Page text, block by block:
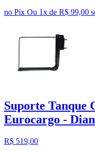
no Pix Ou 1x de R$ 99,00
Suporte Tanque
Eurocargo -
R$ 519,00